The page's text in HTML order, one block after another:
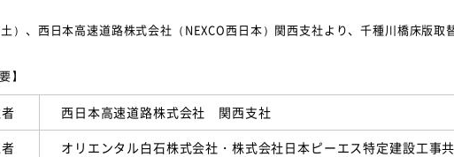
）、西日本高速道路株式会社（NEXCO西日本）関西支社より、千種川橋床版取
】
西日本高速道路株式会社 関西支社
オリエンタル白石株式会社・株式会社日本ピーエス特定建設工事